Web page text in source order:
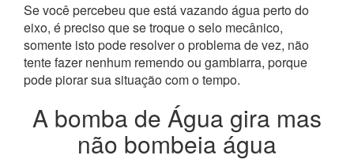
Se você percebeu que está vazando água perto do
eixo, é preciso que se troque o selo mecânico,
somente isto pode resolver o problema de vez, não
tente fazer nenhum remendo ou gambiarra, porque
pode piorar sua situação com o tempo.
A bomba de Água gira mas
não bombeia água